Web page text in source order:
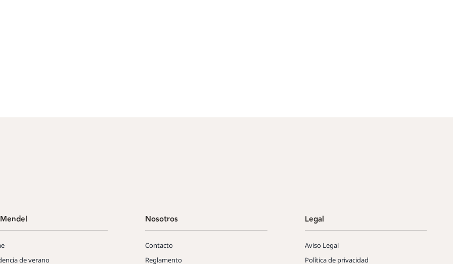
de verano
Nosotros
Contacto
Reglamento
Legal
Aviso Legal
Política de privacidad